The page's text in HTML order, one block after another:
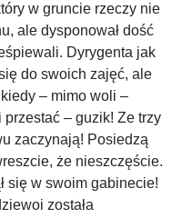
w gruncie rzeczy nie
ale dysponował dość
Dyrygenta jak
do swoich zajęć, ale
– mimo woli –
– guzik! Ze trzy
zaczynają! Posiedzą
że nieszczęście.
się w swoim gabinecie!
została